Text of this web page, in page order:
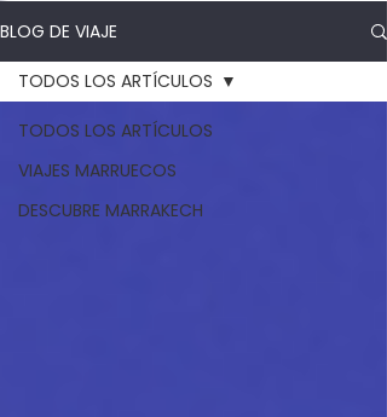
BLOG DE VIAJE
TODOS LOS ARTÍCULOS
VIAJES MARRUECOS
DESCUBRE MARRAKECH
TODOS LOS ARTÍCULOS